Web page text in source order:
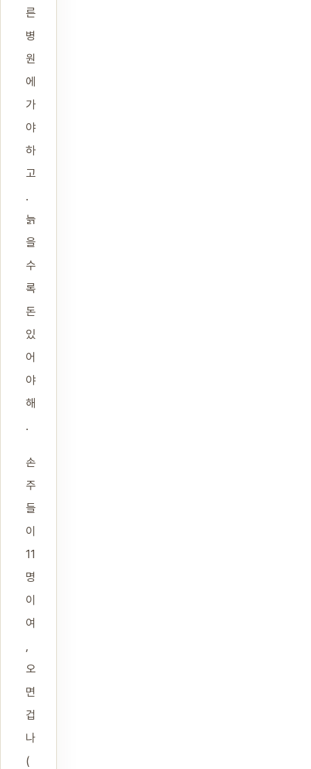
른
병
원
에
가
야
하
고
.
늙
을
수
록
돈
있
어
야
해
.
손
주
들
이
11
명
이
여
,
오
면
겁
나
(